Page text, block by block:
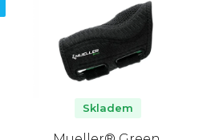
Skladem